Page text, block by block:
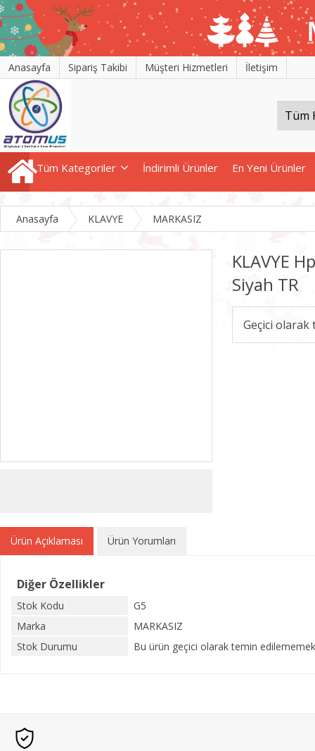
Anasayfa Sipariş Takibi Müşteri Hizmetleri İletişim
Tüm Kategoriler İndirimli Ürünler En Yeni Ürünler
Anasayfa KLAVYE MARKASIZ
KLAVYE
Siyah TR
Geçici
Ürün Açıklaması Ürün Yorumları
Diğer Özellikler
Stok Kodu
G5
Marka
MARKASIZ
Stok Durumu
Bu ürün geçici olarak temin